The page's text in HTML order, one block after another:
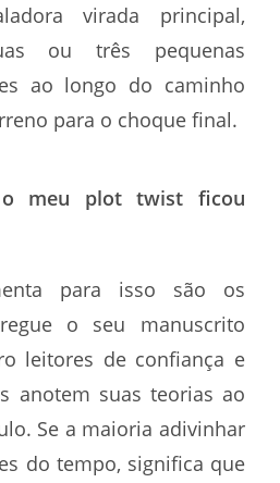
virada principal,
ou três pequenas
ao longo do caminho
para o choque final.
meu plot twist ficou
para isso são os
o seu manuscrito
leitores de confiança e
anotem suas teorias ao
Se a maioria adivinhar
do tempo, significa que